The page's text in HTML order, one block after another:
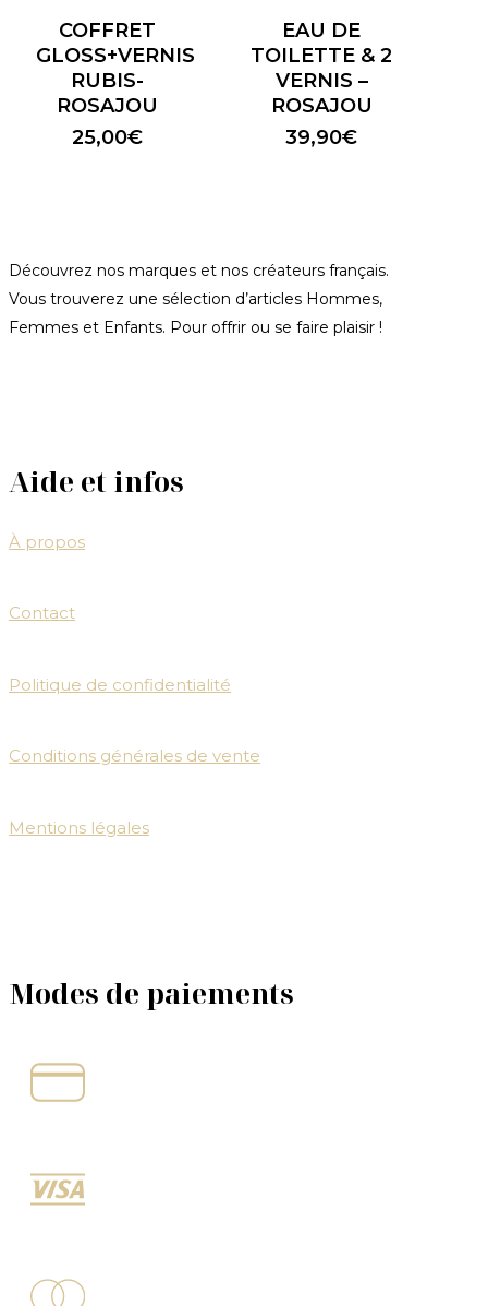
COFFRET
GLOSS+VERNIS
RUBIS-
ROSAJOU
25,00€
EAU DE
TOILETTE & 2
VERNIS –
ROSAJOU
39,90€
Découvrez nos marques et nos créateurs français.
Vous trouverez une sélection d’articles Hommes,
Femmes et Enfants. Pour offrir ou se faire plaisir !
Aide et infos
À propos
Contact
Politique de confidentialité
Conditions générales de vente
Mentions légales
Modes de paiements